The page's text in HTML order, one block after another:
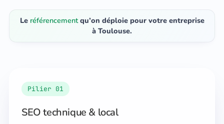
Le référencementqu’on déploie pour votre entreprise
à Toulouse.
Pilier 01
SEO technique & local